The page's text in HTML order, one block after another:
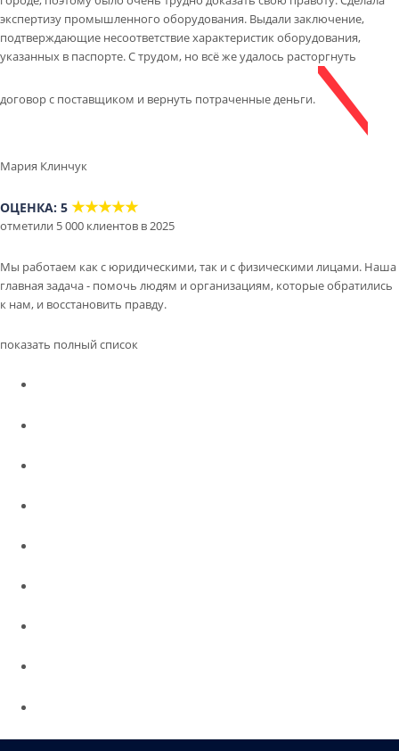
экспертизу промышленного оборудования. Выдали заключение,
подтверждающие несоответствие характеристик оборудования,
указанных в паспорте. С трудом, но всё же удалось расторгнуть
договор с поставщиком и вернуть потраченные деньги.
Мария Клинчук
ОЦЕНКА: 5 ★★★★★
отметили 5 000 клиентов в 2025
Мы работаем как с юридическими, так и с физическими лицами. Наша
главная задача - помочь людям и организациям, которые обратились
к нам, и восстановить правду.
показать полный список